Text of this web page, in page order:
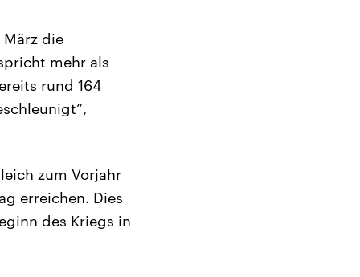
die
mehr als
rund 164
zum Vorjahr
erreichen. Dies
des Kriegs in